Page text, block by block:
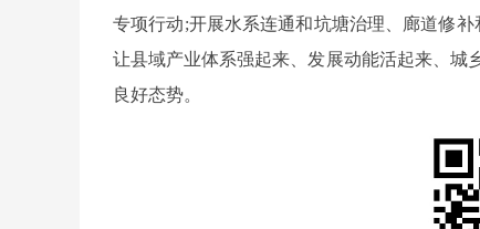
专项行动;开展水系连通和坑塘治理、廊道修
让县域产业体系强起来、发展动能活起来、城
良好态势。